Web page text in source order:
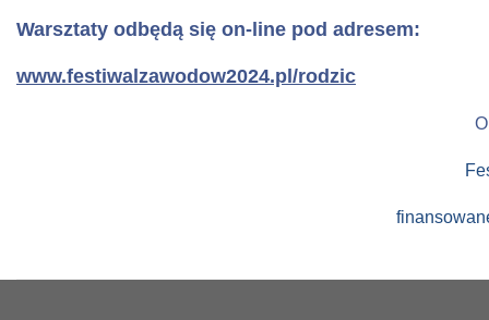
Warsztaty odbędą się on-line pod adresem:
www.festiwalzawodow2024.pl/rodzic